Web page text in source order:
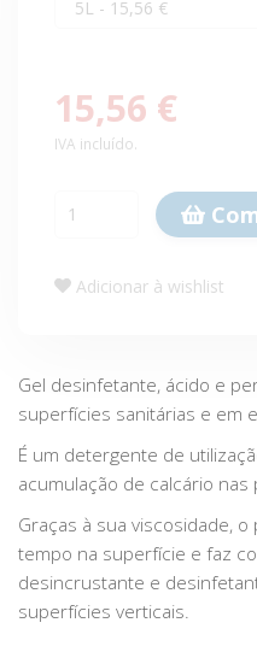
15,56 €
IVA incluído.
Adicionar à wishlist
Gel desinfetante, ácido e
superfícies sanitárias e em
É um detergente de
acumulação de calcário
Graças à sua viscosidade,
tempo na superfície e faz
desincrustante e
superfícies verticais.